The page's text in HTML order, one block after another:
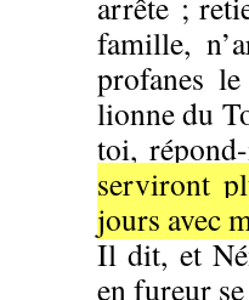
famille,
profanes
lionne du
toi,
serviront
jours avec
Il dit, et
en fureur